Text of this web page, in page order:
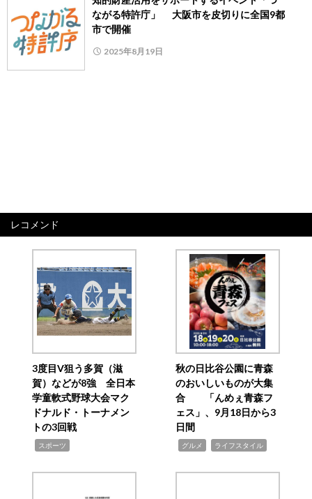
ながる特許庁」 大阪市を皮切りに全国9都
市で開催
2025年8月19日
レコメンド
3度目V狙う多賀（滋
賀）などが8強 全日本
学童軟式野球大会マク
ドナルド・トーナメン
トの3回戦
スポーツ
秋の日比谷公園に青森
のおいしいものが大集
合 「んめぇ青森フ
ェス」、9月18日から3
日間
グルメ ライフスタイル